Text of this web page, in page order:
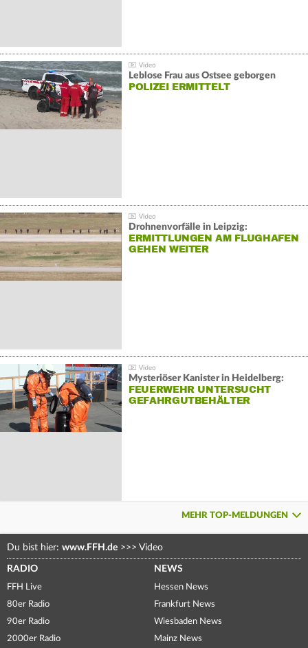
Leblose Frau aus Ostsee geborgen
POLIZEI ERMITTELT
Drohnenvorfälle in Leipzig:
ERMITTLUNGEN AM FLUGHAFEN
GEHEN WEITER
Mysteriöser Kanister in Heidelberg:
FEUERWEHR UNTERSUCHT
GEFAHRGUTBEHÄLTER
MEHR TOP-MELDUNGEN
Du bist hier: www.FFH.de >>> Video
RADIO
FFH Live
80er Radio
90er Radio
2000er Radio
NEWS
Hessen News
Frankfurt News
Wiesbaden News
Mainz News